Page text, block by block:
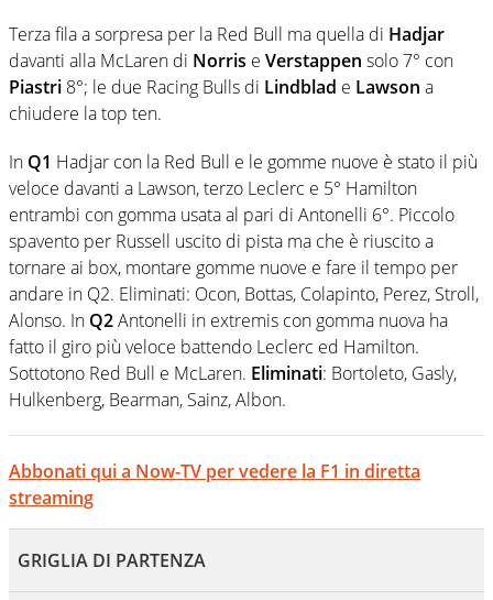
Terza fila a sorpresa per la Red Bull ma quella di Hadjar
davanti alla McLaren di Norris e Verstappen solo 7° con
Piastri 8°; le due Racing Bulls di Lindblad e Lawson a
chiudere la top ten.
In Q1 Hadjar con la Red Bull e le gomme nuove è stato il più
veloce davanti a Lawson, terzo Leclerc e 5° Hamilton
entrambi con gomma usata al pari di Antonelli 6°. Piccolo
spavento per Russell uscito di pista ma che è riuscito a
tornare ai box, montare gomme nuove e fare il tempo per
andare in Q2. Eliminati: Ocon, Bottas, Colapinto, Perez, Stroll,
Alonso. In Q2Antonelli in extremis con gomma nuova ha
fatto il giro più veloce battendo Leclerc ed Hamilton.
Sottotono Red Bull e McLaren. Eliminati: Bortoleto, Gasly,
Hulkenberg, Bearman, Sainz, Albon.
Abbonati qui a Now-TV per vedere la F1 in diretta
streaming
GRIGLIA DI PARTENZA